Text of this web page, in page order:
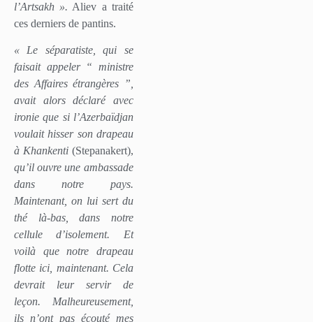
l’Artsakh ». Aliev a traité
ces derniers de pantins.
« Le séparatiste, qui se
faisait appeler “ ministre
des Affaires étrangères ”,
avait alors déclaré avec
ironie que si l’Azerbaïdjan
voulait hisser son drapeau
à Khankenti(Stepanakert),
qu’il ouvre une ambassade
dans notre pays.
Maintenant, on lui sert du
thé là-bas, dans notre
cellule d’isolement. Et
voilà que notre drapeau
flotte ici, maintenant. Cela
devrait leur servir de
leçon. Malheureusement,
ils n’ont pas écouté mes